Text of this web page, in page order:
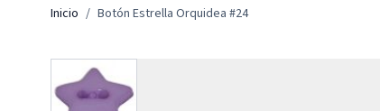
Inicio / Botón Estrella Orquidea #24